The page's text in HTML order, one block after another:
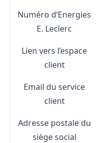
Numéro d’Energies
E. Leclerc
Lien vers l’espace
client
Email du service
client
Adresse postale du
siège social